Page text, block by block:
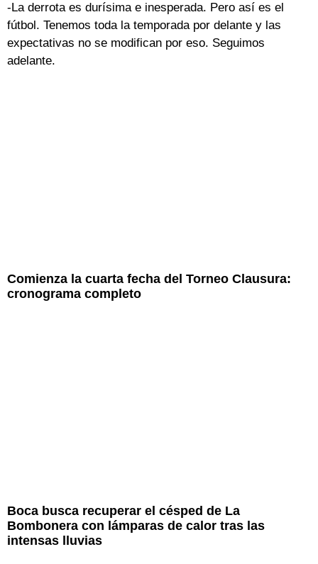
-La derrota es durísima e inesperada. Pero así es el
fútbol. Tenemos toda la temporada por delante y las
expectativas no se modifican por eso. Seguimos
adelante.
Comienza la cuarta fecha del Torneo Clausura:
cronograma completo
Boca busca recuperar el césped de La
Bombonera con lámparas de calor tras las
intensas lluvias